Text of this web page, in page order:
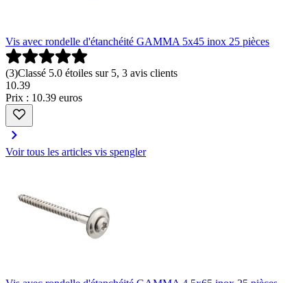
Vis avec rondelle d'étanchéité GAMMA 5x45 inox 25 pièces
(3)Classé 5.0 étoiles sur 5, 3 avis clients
10.39
Prix : 10.39 euros
Voir tous les articles vis spengler